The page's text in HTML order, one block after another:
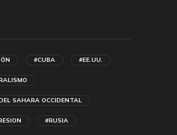
#CUBA #EE.UU.
SAHARA OCCIDENTAL
#RUSIA